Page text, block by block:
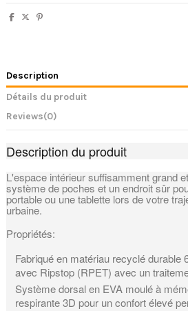
Description
Détails du produit
Reviews(0)
Description du produit
L'espace intérieur suffisamment grand
système de poches et un endroit sûr
portable ou une tablette lors de votre
urbaine.
Propriétés:
Fabriqué en matériau recyclé durable
avec Ripstop (RPET) avec un
Système dorsal en EVA moulé à
respirante 3D pour un confort élevé